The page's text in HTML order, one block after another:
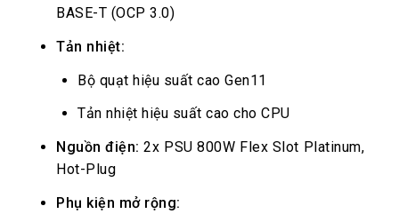
BASE-T (OCP 3.0)
Tản nhiệt:
Bộ quạt hiệu suất cao Gen11
Tản nhiệt hiệu suất cao cho CPU
Nguồn điện: 2x PSU 800W Flex Slot Platinum,
Hot-Plug
Phụ kiện mở rộng: